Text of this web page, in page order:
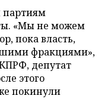
партиям
«Мы не можем
пока власть,
фракциями»,
депутат
этого
покинули